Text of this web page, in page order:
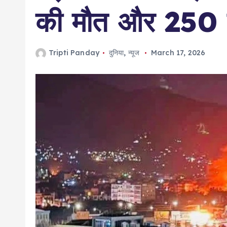
की मौत और 250
Tripti Panday दुनिया, न्यूज March 17, 2026